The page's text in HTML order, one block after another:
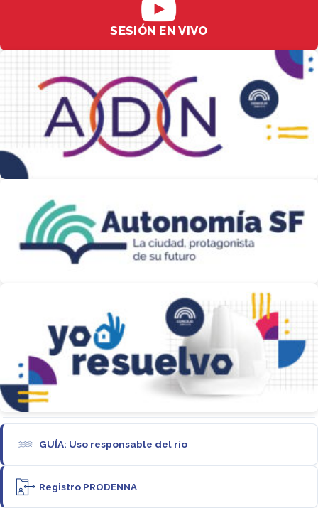
SESIÓN EN VIVO
GUÍA: Uso responsable del río
Registro PRODENNA